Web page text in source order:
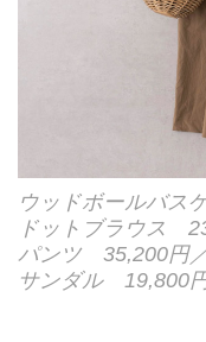
ウッドボールバス
ドットブラウス
パンツ 35,200円
サンダル 19,800